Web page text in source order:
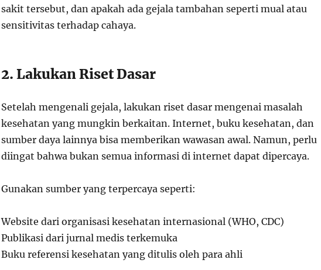
sakit tersebut, dan apakah ada gejala tambahan seperti mual atau
sensitivitas terhadap cahaya.
2. Lakukan Riset Dasar
Setelah mengenali gejala, lakukan riset dasar mengenai masalah
kesehatan yang mungkin berkaitan. Internet, buku kesehatan, dan
sumber daya lainnya bisa memberikan wawasan awal. Namun, perlu
diingat bahwa bukan semua informasi di internet dapat dipercaya.
Gunakan sumber yang terpercaya seperti:
Website dari organisasi kesehatan internasional (WHO, CDC)
Publikasi dari jurnal medis terkemuka
Buku referensi kesehatan yang ditulis oleh para ahli